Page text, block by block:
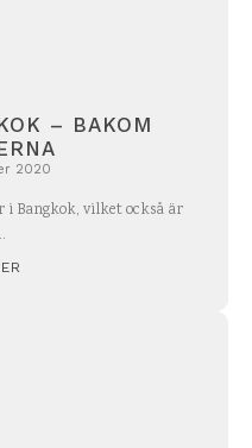
– BAKOM
2020
i Bangkok, vilket också är